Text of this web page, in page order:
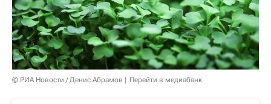
© РИА Новости / Денис Абрамов Перейти в медиабанк